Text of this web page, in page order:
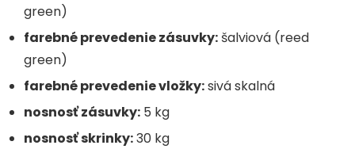
green)
farebné prevedenie zásuvky: šalviová (reed
green)
farebné prevedenie vložky:sivá skalná
nosnosť zásuvky: 5 kg
nosnosť skrinky:30 kg